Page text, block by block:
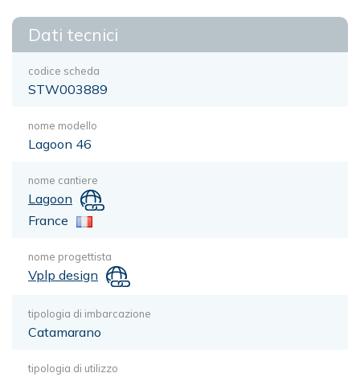
Dati tecnici
codice scheda
STW003889
nome modello
Lagoon 46
nome cantiere
Lagoon
France
nome progettista
Vplp design
tipologia di imbarcazione
Catamarano
tipologia di utilizzo